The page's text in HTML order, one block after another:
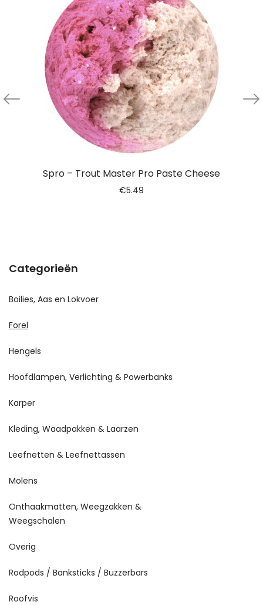
Spro – Trout Master Pro Paste Cheese
€5.49
Categorieën
Boilies, Aas en Lokvoer
Forel
Hengels
Hoofdlampen, Verlichting & Powerbanks
Karper
Kleding, Waadpakken & Laarzen
Leefnetten & Leefnettassen
Molens
Onthaakmatten, Weegzakken &
Weegschalen
Overig
Rodpods / Banksticks / Buzzerbars
Roofvis